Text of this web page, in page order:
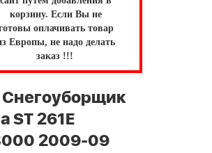
корзину. Если Вы не
оплачивать товар
Европы, не надо делать
заказ !!!
ST 261E
2009-09